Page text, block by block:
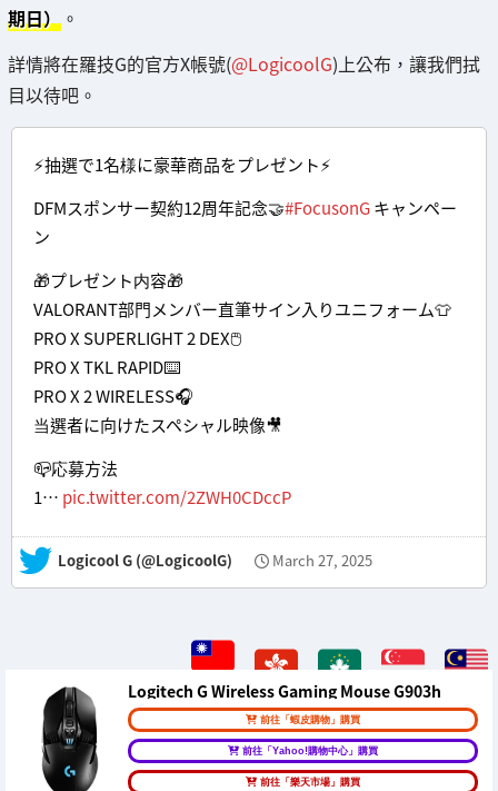
期日） 。
詳情將在羅技G的官方X帳號(@LogicoolG)上公布，讓我們拭
目以待吧。
⚡抽選で1名様に豪華商品をプレゼント⚡
DFMスポンサー契約12周年記念🤝#FocusonGキャンペー
ン
🎁プレゼント内容🎁
VALORANT部門メンバー直筆サイン入りユニフォーム👕
PRO X SUPERLIGHT 2 DEX🖱️
PRO X TKL RAPID⌨️
PRO X 2 WIRELESS🎧
当選者に向けたスペシャル映像🎥
📪応募方法
1… pic.twitter.com/2ZWH0CDccP
— Logicool G (@LogicoolG) March 27, 2025
Logitech G Wireless Gaming Mouse G903h
前往「蝦皮購物」購買
前往「Yahoo!購物中心」購買
前往「樂天市場」購買